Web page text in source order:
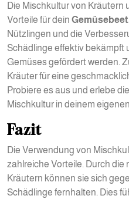
Die Mischkultur von Kräutern
Vorteile für dein Gemüsebeet
Nützlingen und die
Schädlinge effektiv bekämpft
Gemüses gefördert werden.
Kräuter für eine
Probiere es aus und erlebe
Mischkultur in deinem
Fazit
Die Verwendung von
zahlreiche Vorteile. Durch die
Kräutern können sie sich
Schädlinge fernhalten. Dies